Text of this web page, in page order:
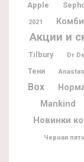
Apple
2021
Акции и
Tilbury
Dr
Тени
Box
Mankind
Новинки
Черная